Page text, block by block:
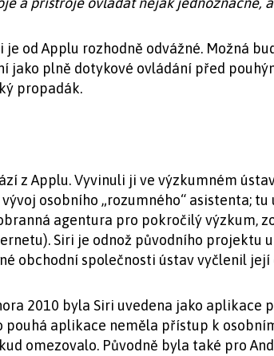
je od Applu rozhodně odvážné. Možná
jako plně dotykové ovládání před
propadák.
z Applu. Vyvinuli ji ve výzkumném
osobního „rozumného“ asistenta; tu
agentura pro pokročilý výzkum,
Siri je odnož původního projektu
obchodní společnosti ústav vyčlenil její
2010 byla Siri uvedena jako aplikace
pouhá aplikace neměla přístup k
omezovalo. Původně byla také pro